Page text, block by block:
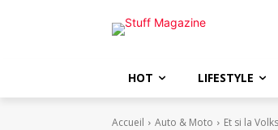
HOT LIFESTYLE
Accueil Auto & Moto Et si la